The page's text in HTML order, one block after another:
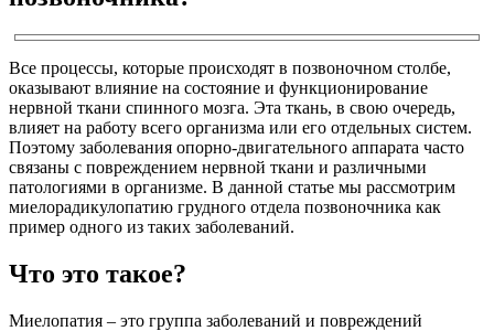
Все процессы, которые происходят в позвоночном столбе,
оказывают влияние на состояние и функционирование
нервной ткани спинного мозга. Эта ткань, в свою очередь,
влияет на работу всего организма или его отдельных систем.
Поэтому заболевания опорно-двигательного аппарата часто
связаны с повреждением нервной ткани и различными
патологиями в организме. В данной статье мы рассмотрим
миелорадикулопатию грудного отдела позвоночника как
пример одного из таких заболеваний.
Что это такое?
Миелопатия – это группа заболеваний и повреждений